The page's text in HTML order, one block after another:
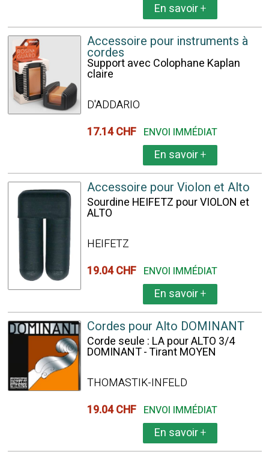
En savoir+
Accessoire pour instruments à
cordes
Support avec Colophane Kaplan
claire
D'ADDARIO
17.14 CHF ENVOI IMMÉDIAT
En savoir+
Accessoire pour Violon et Alto
Sourdine HEIFETZ pour VIOLON et
ALTO
HEIFETZ
19.04 CHF ENVOI IMMÉDIAT
En savoir+
Cordes pour Alto DOMINANT
Corde seule : LA pour ALTO 3/4
DOMINANT - Tirant MOYEN
THOMASTIK-INFELD
19.04 CHF ENVOI IMMÉDIAT
En savoir+